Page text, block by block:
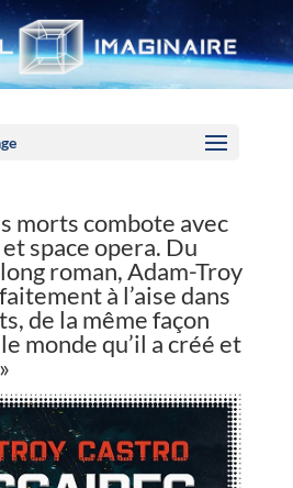
morts combote avec
space opera. Du
roman, Adam-Troy
à l’aise dans
de la même façon
monde qu’il a créé et